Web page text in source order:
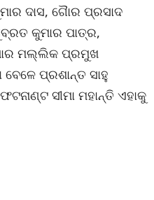
ଦାସ, ଗୈାର ପ୍ରସାଦ
କୁମାର ପାତ୍ର,
ମଲ୍ଲିକ ପ୍ରମୁଖ
ପ୍ରଶାନ୍ତ ସାହୁ
ସୀମା ମହାନ୍ତି ଏହାକୁ